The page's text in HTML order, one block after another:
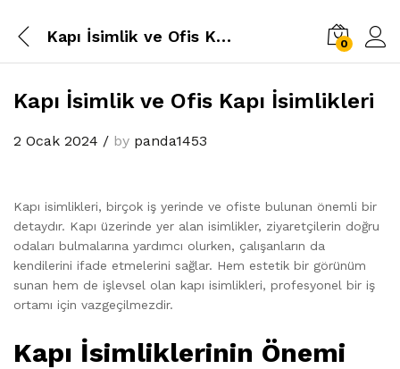
Kapı İsimlik ve Ofis Kapı İsimlikleri 0
Kapı İsimlik ve Ofis Kapı İsimlikleri
2 Ocak 2024 / by panda1453
Kapı isimlikleri, birçok iş yerinde ve ofiste bulunan önemli bir
detaydır. Kapı üzerinde yer alan isimlikler, ziyaretçilerin doğru
odaları bulmalarına yardımcı olurken, çalışanların da
kendilerini ifade etmelerini sağlar. Hem estetik bir görünüm
sunan hem de işlevsel olan kapı isimlikleri, profesyonel bir iş
ortamı için vazgeçilmezdir.
Kapı İsimliklerinin Önemi